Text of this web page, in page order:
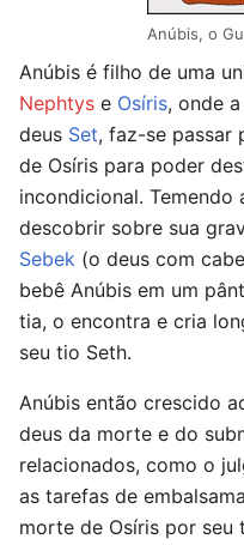
Anúbis, o
Anúbis é filho de uma
Nephtys e Osíris, onde
deus Set, faz-se passar
de Osíris para poder
incondicional. Temendo
descobrir sobre sua
Sebek (o deus com
bebê Anúbis em um
tia, o encontra e cria
seu tio Seth.
Anúbis então crescido
deus da morte e do
relacionados, como o
as tarefas de
morte de Osíris por seu